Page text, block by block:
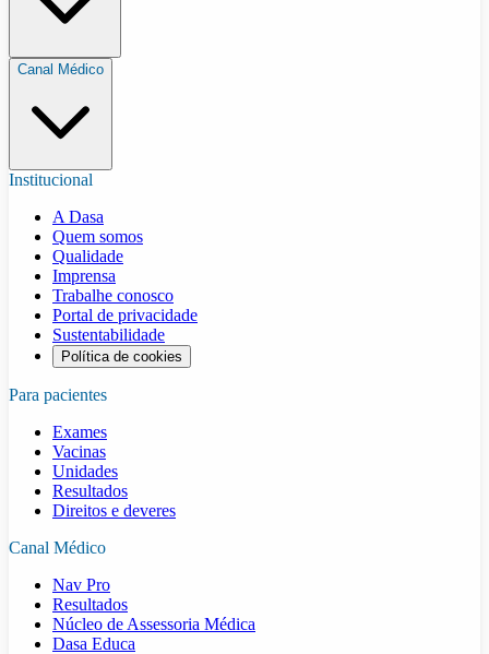
Canal Médico
Institucional
A Dasa
Quem somos
Qualidade
Imprensa
Trabalhe conosco
Portal de privacidade
Sustentabilidade
Política de cookies
Para pacientes
Exames
Vacinas
Unidades
Resultados
Direitos e deveres
Canal Médico
Nav Pro
Resultados
Núcleo de Assessoria Médica
Dasa Educa